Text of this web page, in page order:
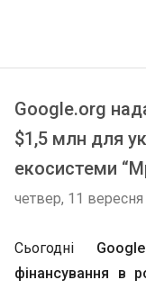
Google.org
$1,5 млн для
екосистеми
четвер, 11 вересня
Сьогодні
фінансування в